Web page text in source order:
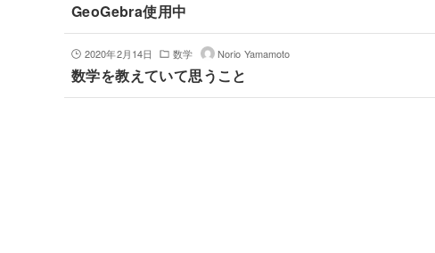
GeoGebra使用中
2020年2月14日 数学 Norio Yamamoto
数学を教えていて思うこと